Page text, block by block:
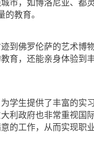
教育。
到佛罗伦萨的艺术博
育，还能亲身体验到
学生提供了丰富的实
利政府也非常重视国
的工作，从而实现职业